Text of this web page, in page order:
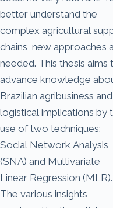
better understand the
complex agricultural
chains, new approaches
needed. This thesis aims
advance knowledge
Brazilian agribusiness
logistical implications by
use of two techniques:
Social Network Analysis
(SNA) and Multivariate
Linear Regression (MLR).
The various insights